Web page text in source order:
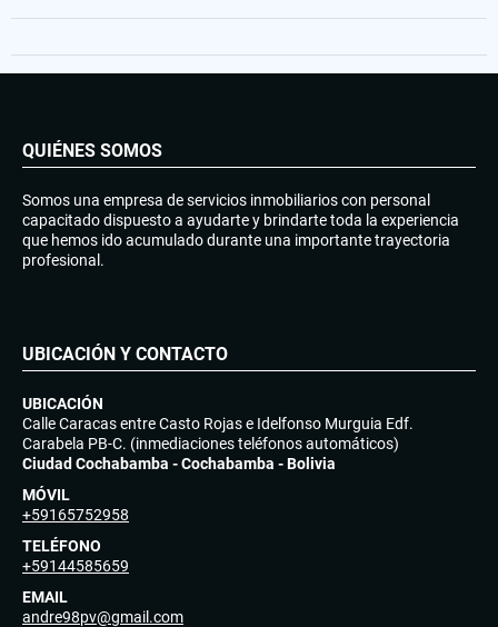
QUIÉNES SOMOS
Somos una empresa de servicios inmobiliarios con personal
capacitado dispuesto a ayudarte y brindarte toda la experiencia
que hemos ido acumulado durante una importante trayectoria
profesional.
UBICACIÓN Y CONTACTO
UBICACIÓN
Calle Caracas entre Casto Rojas e Idelfonso Murguia Edf.
Carabela PB-C. (inmediaciones teléfonos automáticos)
Ciudad Cochabamba - Cochabamba - Bolivia
MÓVIL
+59165752958
TELÉFONO
+59144585659
EMAIL
andre98pv@gmail.com